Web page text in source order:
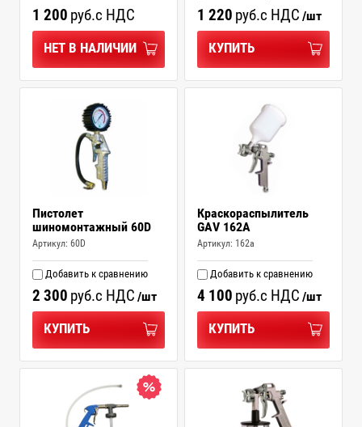
1 200 руб.с НДС
НЕТ В НАЛИЧИИ
1 220 руб.с НДС /шт
КУПИТЬ
Пистолет
шиномонтажный 60D
Артикул: 60D
Добавить к сравнению
2 300 руб.с НДС /шт
КУПИТЬ
Краскораспылитель
GAV 162A
Артикул: 162a
Добавить к сравнению
4 100 руб.с НДС /шт
КУПИТЬ